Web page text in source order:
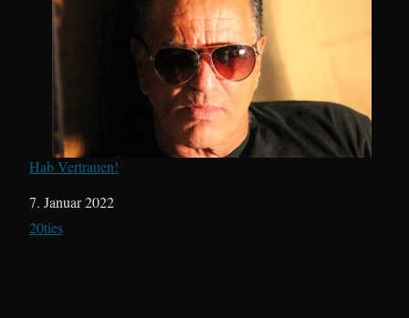
Hab Vertrauen!
Datum
7. Januar 2022
In Bezug auf
20ties